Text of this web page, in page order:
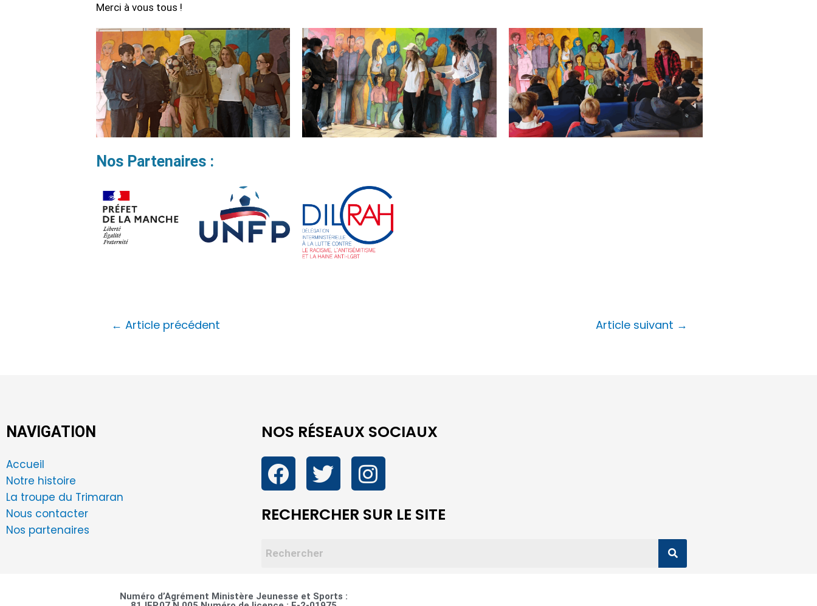
Merci à vous tous !
Nos Partenaires :
← Article précédent Article suivant →
NAVIGATION
Accueil
Notre histoire
La troupe du Trimaran
Nous contacter
Nos partenaires
NOS RÉSEAUX SOCIAUX
RECHERCHER SUR LE SITE
Numéro d’Agrément Ministère Jeunesse et Sports :